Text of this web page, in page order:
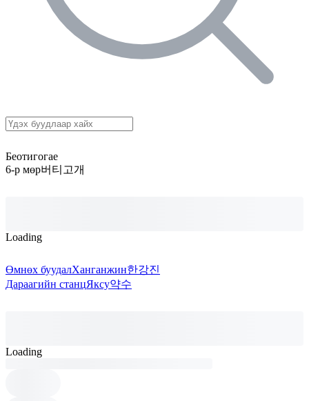
Беотигогае
6-р мөр버티고개
Loading
Өмнөх буудалХанганжин한강진
Дараагийн станцЯксу약수
Loading